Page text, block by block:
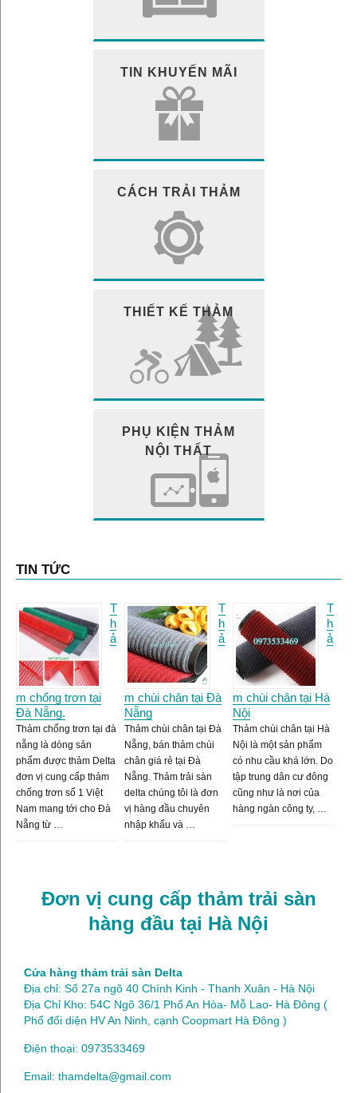
TIN KHUYẾN MÃI
CÁCH TRẢI THẢM
THIẾT KẾ THẢM
PHỤ KIỆN THẢM
NỘI THẤT
TIN TỨC
T
h
ả
m chống trơn tại
Đà Nẵng.
Thảm chống trơn tại đà
nẵng là dòng sản
phẩm được thảm Delta
đơn vị cung cấp thảm
chống trơn số 1 Việt
Nam mang tới cho Đà
Nẵng từ …
T
h
ả
m chùi chân tại Đà
Nẵng
Thảm chùi chân tại Đà
Nẵng, bán thảm chùi
chân giá rẻ tại Đà
Nẵng. Thảm trải sàn
delta chúng tôi là đơn
vị hàng đầu chuyên
nhập khẩu và …
T
h
ả
m chùi chân tại Hà
Nội
Thảm chùi chân tại Hà
Nội là một sản phẩm
có nhu cầu khá lớn. Do
tập trung dân cư đông
cũng như là nơi của
hàng ngàn công ty, …
Đơn vị cung cấp thảm trải sàn
hàng đầu tại Hà Nội
Cửa hàng thảm trải sàn Delta
Địa chỉ: Số 27a ngõ 40 Chính Kinh - Thanh Xuân - Hà Nội
Địa Chỉ Kho: 54C Ngõ 36/1 Phố An Hòa- Mỗ Lao- Hà Đông (
Phố đối diện HV An Ninh, cạnh Coopmart Hà Đông )
Điện thoại: 0973533469
Email: thamdelta@gmail.com